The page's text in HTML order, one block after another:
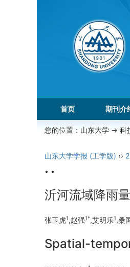
首页 期刊介
您的位置： 山东大学 -> 科
山东大学学报 (工学版) ››
• •
沂河流域降雨
张玉虎1,赵强1*,艾明乐1,桑
Spatial-